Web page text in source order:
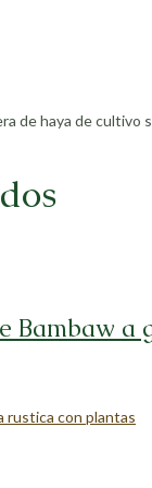
de haya de cultivo
Bambaw a